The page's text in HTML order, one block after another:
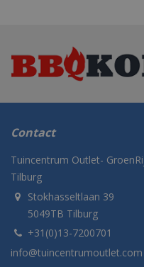
Contact
Tuincentrum Outlet-
Tilburg
Stokhasseltlaan 39
5049TB Tilburg
+31(0)13-7200701
info@tuincentrumoutlet.com